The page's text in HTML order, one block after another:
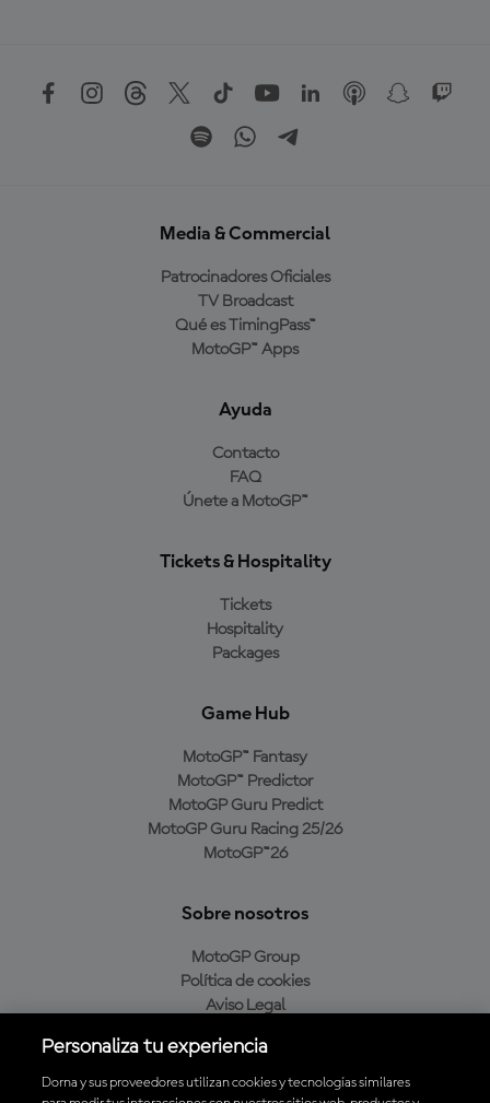
Media & Commercial
Patrocinadores Oficiales
TV Broadcast
Qué es TimingPass™
MotoGP™ Apps
Ayuda
Contacto
FAQ
Únete a MotoGP™
Tickets & Hospitality
Tickets
Hospitality
Packages
Game Hub
MotoGP™ Fantasy
MotoGP™ Predictor
MotoGP Guru Predict
MotoGP Guru Racing 25/26
MotoGP™26
Sobre nosotros
MotoGP Group
Política de cookies
Aviso Legal
Política de compra
Personaliza tu experiencia
Dorna y sus proveedores utilizan cookies y tecnologías similares